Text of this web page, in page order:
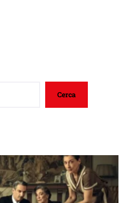
Cerca